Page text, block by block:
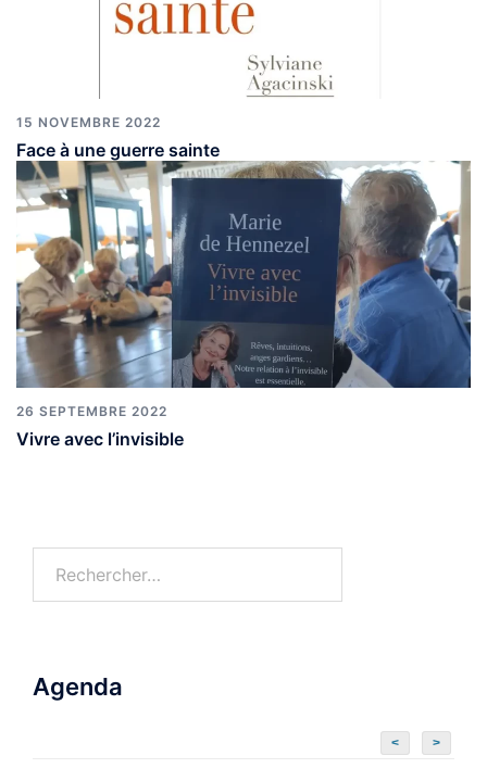
15 NOVEMBRE 2022
Face à une guerre sainte
26 SEPTEMBRE 2022
Vivre avec l’invisible
Agenda
< >